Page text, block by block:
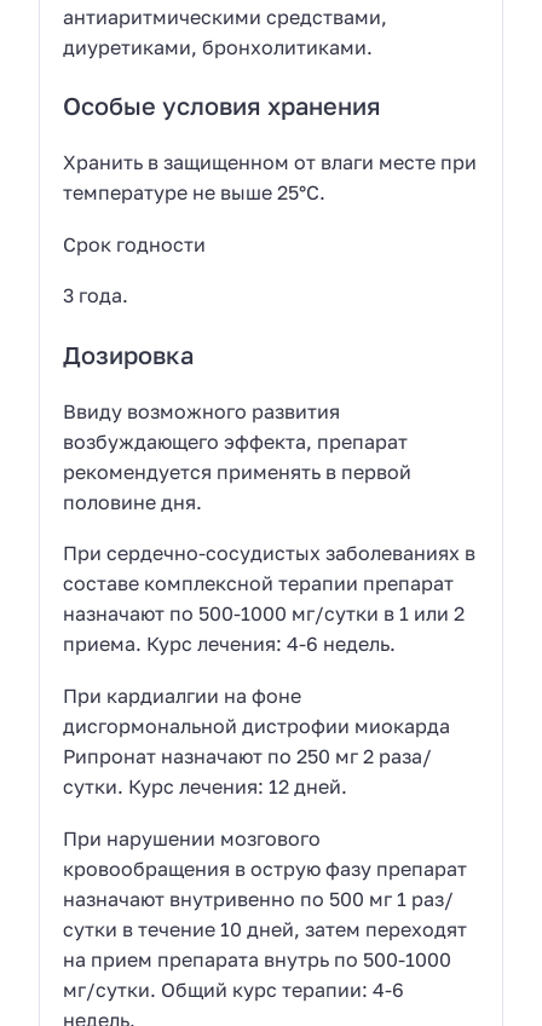
антиаритмическими средствами,
диуретиками, бронхолитиками.
Особые условия хранения
Хранить в защищенном от влаги месте при
температуре не выше 25°С.
Срок годности
3 года.
Дозировка
Ввиду возможного развития
возбуждающего эффекта, препарат
рекомендуется применять в первой
половине дня.
При сердечно-сосудистых заболеваниях в
составе комплексной терапии препарат
назначают по 500-1000 мг/сутки в 1 или 2
приема. Курс лечения: 4-6 недель.
При кардиалгии на фоне
дисгормональной дистрофии миокарда
Рипронат назначают по 250 мг 2 раза/
сутки. Курс лечения: 12 дней.
При нарушении мозгового
кровообращения в острую фазу препарат
назначают внутривенно по 500 мг 1 раз/
сутки в течение 10 дней, затем переходят
на прием препарата внутрь по 500-1000
мг/сутки. Общий курс терапии: 4-6
недель.